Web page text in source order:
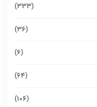
(333)
(36)
(6)
(64)
(106)